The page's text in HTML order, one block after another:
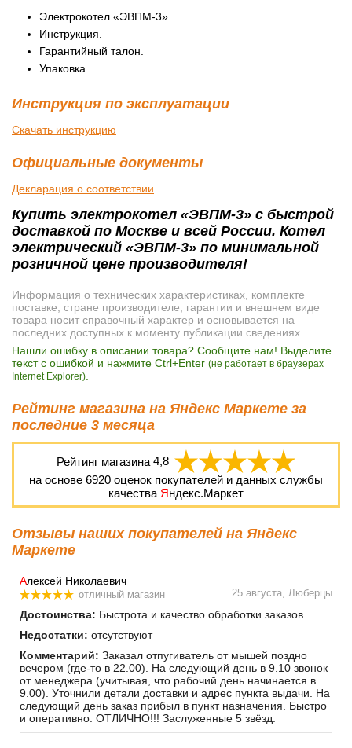
Электрокотел «ЭВПМ-3».
Инструкция.
Гарантийный талон.
Упаковка.
Инструкция по эксплуатации
Скачать инструкцию
Официальные документы
Декларация о соответствии
Купить электрокотел «ЭВПМ-3» с быстрой
доставкой по Москве и всей России. Котел
электрический «ЭВПМ-3» по минимальной
розничной цене производителя!
Информация о технических характеристиках, комплекте
поставке, стране производителе, гарантии и внешнем виде
товара носит справочный характер и основывается на
последних доступных к моменту публикации сведениях.
Нашли ошибку в описании товара? Сообщите нам! Выделите
текст с ошибкой и нажмите Ctrl+Enter (не работает в браузерах
Internet Explorer)
Рейтинг магазина на Яндекс Маркете за
последние 3 месяца
Рейтинг магазина 4,8
на основе 6920 оценок покупателей и данных службы
качества Яндекс.Маркет
Отзывы наших покупателей на Яндекс
Маркете
Алексей Николаевич
отличный магазин 25 августа, Люберцы
Достоинства: Быстрота и качество обработки заказов
Недостатки: отсутствуют
Комментарий: Заказал отпугиватель от мышей поздно
вечером (где-то в 22.00). На следующий день в 9.10 звонок
от менеджера (учитывая, что рабочий день начинается в
9.00). Уточнили детали доставки и адрес пункта выдачи. На
следующий день заказ прибыл в пункт назначения. Быстро
и оперативно. ОТЛИЧНО!!! Заслуженные 5 звёзд.